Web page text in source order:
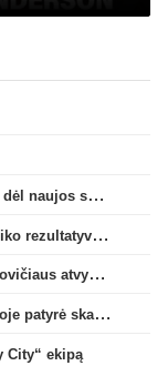
Po svarbaus susitikimo – „Real“ optimizmas dėl naujos sutarties su Viniciumi
L. Messi lygų taurėje pasižymėjo dubliu ir atliko rezultatyvų perdavimą
S. Adali: „Besiktas“ klubas dirba ties D. Vlahovičiaus atvykimu“
V. Dambrausko ekipa Čempionų lygos atrankoje patyrė skaudžią nesėkmę
City“ ekipą